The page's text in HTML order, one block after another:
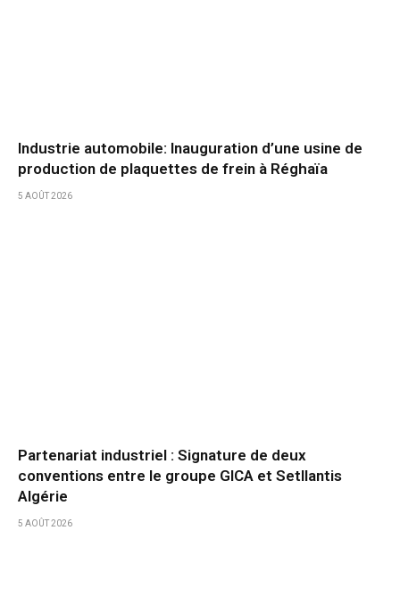
Industrie automobile: Inauguration d’une usine de
production de plaquettes de frein à Réghaïa
5 AOÛT 2026
Partenariat industriel : Signature de deux
conventions entre le groupe GICA et Setllantis
Algérie
5 AOÛT 2026